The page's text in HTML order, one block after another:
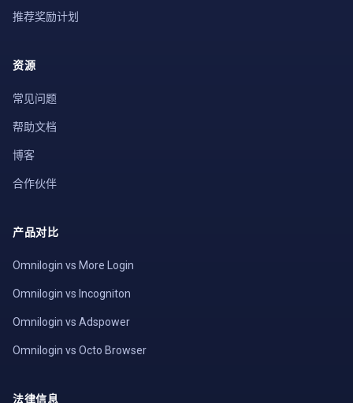
推荐奖励计划
资源
常见问题
帮助文档
博客
合作伙伴
产品对比
Omnilogin vs More Login
Omnilogin vs Incogniton
Omnilogin vs Adspower
Omnilogin vs Octo Browser
法律信息